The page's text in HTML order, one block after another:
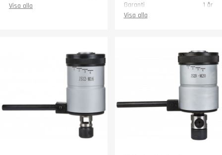
Visa alla
Garanti
1 år
Visa alla